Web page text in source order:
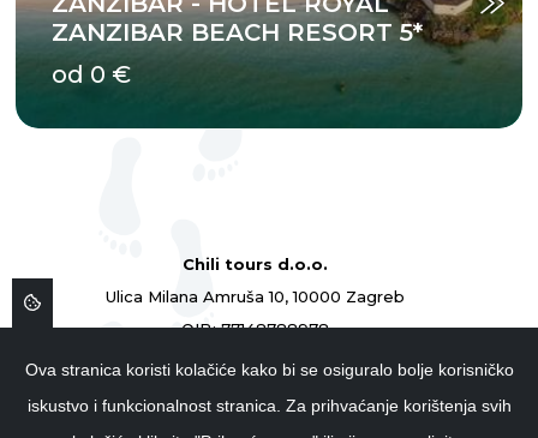
ZANZIBAR BEACH RESORT 5*
od 0 €
Chili tours d.o.o.
Ulica Milana Amruša 10, 10000 Zagreb
OIB: 77148788978
ID: 77148788978
Ova stranica koristi kolačiće kako bi se osiguralo bolje korisničko
iskustvo i funkcionalnost stranica. Za prihvaćanje korištenja svih